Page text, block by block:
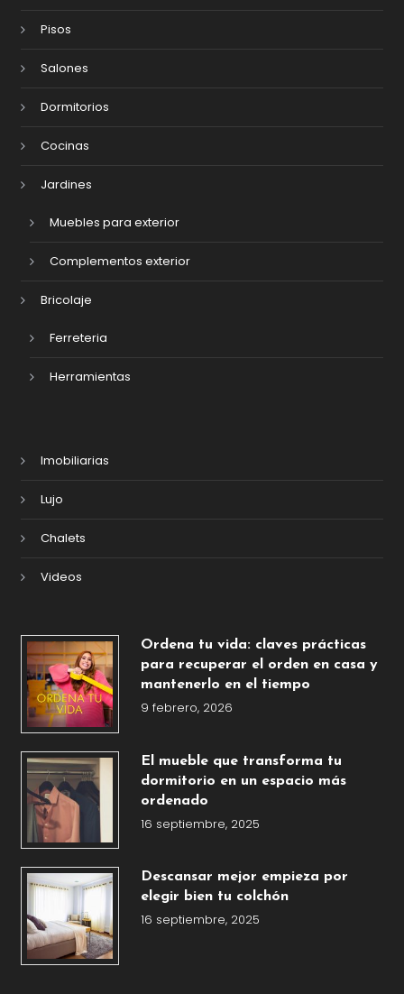
Pisos
Salones
Dormitorios
Cocinas
Jardines
Muebles para exterior
Complementos exterior
Bricolaje
Ferreteria
Herramientas
Imobiliarias
Lujo
Chalets
Videos
Ordena tu vida: claves prácticas
para recuperar el orden en casa y
mantenerlo en el tiempo
9 febrero, 2026
El mueble que transforma tu
dormitorio en un espacio más
ordenado
16 septiembre, 2025
Descansar mejor empieza por
elegir bien tu colchón
16 septiembre, 2025